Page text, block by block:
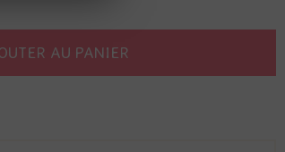
AU PANIER